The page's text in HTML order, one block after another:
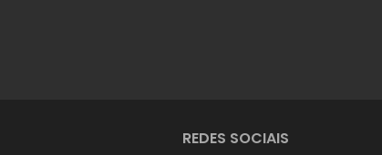
REDES SOCIAIS